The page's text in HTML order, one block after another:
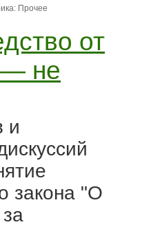
Прочее
от
— не
и
закона "О